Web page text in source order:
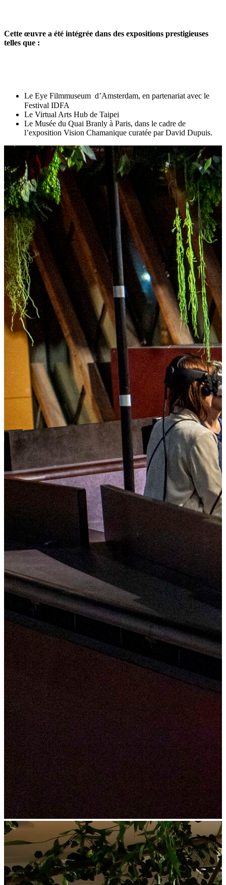
Cette œuvre a été intégrée dans des expositions prestigieuses
telles que :
Le Eye Filmmuseum d’Amsterdam, en partenariat avec le
Festival IDFA
Le Virtual Arts Hub de Taipei
Le Musée du Quai Branly à Paris, dans le cadre de
l’exposition Vision Chamanique curatée par David Dupuis.